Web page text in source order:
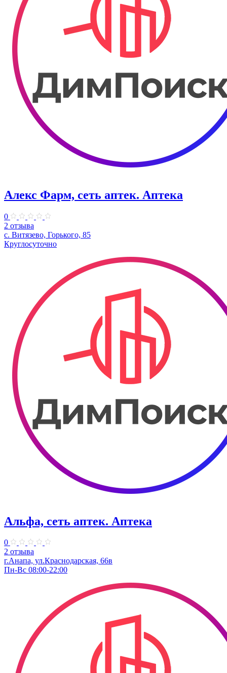
Алекс Фарм, сеть аптек. Аптека
0
2 отзыва
с. Витязево, Горького, 85
Круглосуточно
Альфа, сеть аптек. Аптека
0
2 отзыва
г.Анапа, ул.Краснодарская, 66в
Пн-Вс 08:00-22:00